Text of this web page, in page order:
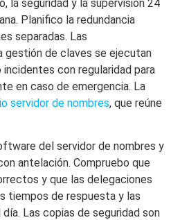
la seguridad y la supervisión 24
Planifico la redundancia
separadas. Las
gestión de claves se ejecutan
con regularidad para
en caso de emergencia. La
servidor de nombres, que reúne
del servidor de nombres y
antelación. Compruebo que
y que las delegaciones
tiempos de respuesta y las
Las copias de seguridad son